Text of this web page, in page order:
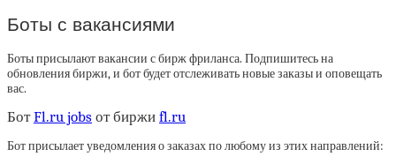
Боты с вакансиями
Боты присылают вакансии с бирж фриланса. Подпишитесь на
обновления биржи, и бот будет отслеживать новые заказы и оповещать
вас.
БотFl.ru jobs от биржи fl.ru
Бот присылает уведомления о заказах по любому из этих направлений: